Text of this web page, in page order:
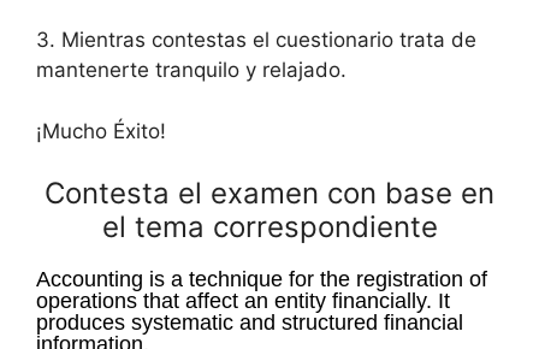
3. Mientras contestas el cuestionario trata de
mantenerte tranquilo y relajado.
¡Mucho Éxito!
Contesta el examen con base en
el tema correspondiente